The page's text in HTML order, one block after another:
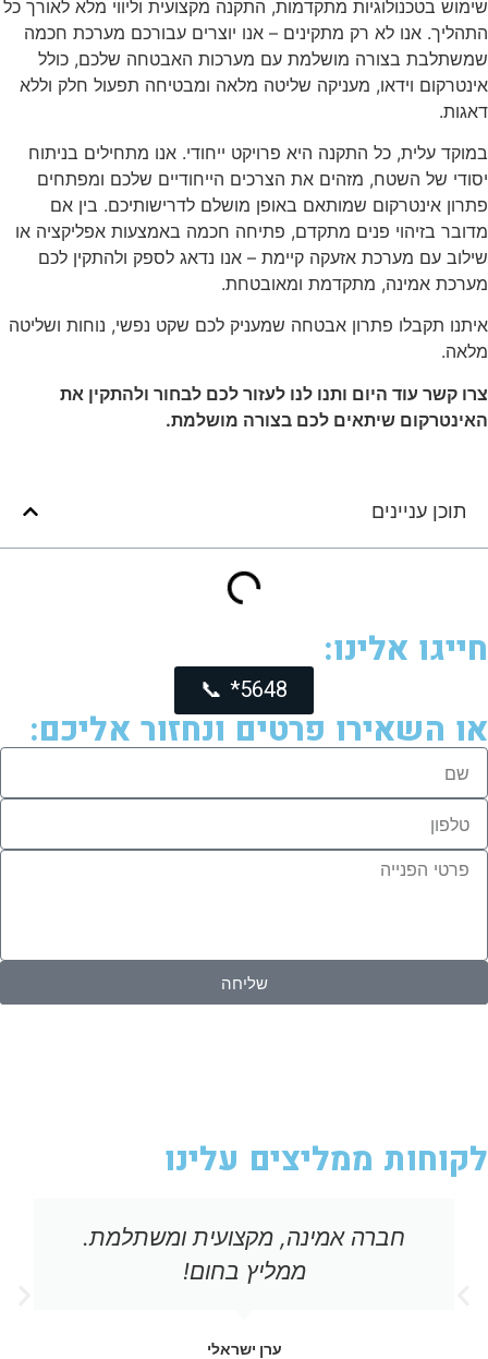
שימוש בטכנולוגיות מתקדמות, התקנה מקצועית וליווי מלא לאורך כל
התהליך. אנו לא רק מתקינים – אנו יוצרים עבורכם מערכת חכמה
שמשתלבת בצורה מושלמת עם מערכות האבטחה שלכם, כולל
אינטרקום וידאו, מעניקה שליטה מלאה ומבטיחה תפעול חלק וללא
דאגות.
במוקד עלית, כל התקנה היא פרויקט ייחודי. אנו מתחילים בניתוח
יסודי של השטח, מזהים את הצרכים הייחודיים שלכם ומפתחים
פתרון אינטרקום שמותאם באופן מושלם לדרישותיכם. בין אם
מדובר בזיהוי פנים מתקדם, פתיחה חכמה באמצעות אפליקציה או
שילוב עם מערכת אזעקה קיימת – אנו נדאג לספק ולהתקין לכם
מערכת אמינה, מתקדמת ומאובטחת.
איתנו תקבלו פתרון אבטחה שמעניק לכם שקט נפשי, נוחות ושליטה
מלאה.
צרו קשר עוד היום ותנו לנו לעזור לכם לבחור ולהתקין את
האינטרקום שיתאים לכם בצורה מושלמת.
תוכן עניינים
חייגו אלינו:
5648* 📞
או השאירו פרטים ונחזור אליכם:
שליחה
לקוחות ממליצים עלינו
חברה אמינה, מקצועית ומשתלמת.
ממליץ בחום!
ערן ישראלי